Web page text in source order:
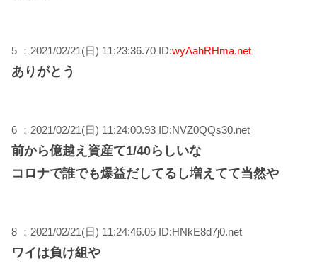
5 ：2021/02/21(日) 11:23:36.70 ID:wyAahRHma.net
ありがとう
6 ：2021/02/21(日) 11:24:00.93 ID:NVZ0QQs30.net
前から億越え資産て1/40らしいな
コロナで誰でも爆益だしてるし増えてて当然や
8 ：2021/02/21(日) 11:24:46.05 ID:HNkE8d7j0.net
ワイは負け組や